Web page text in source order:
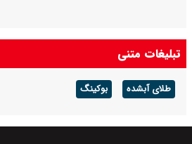
تبلیغات متنی
طلای آبشده بوکینگ